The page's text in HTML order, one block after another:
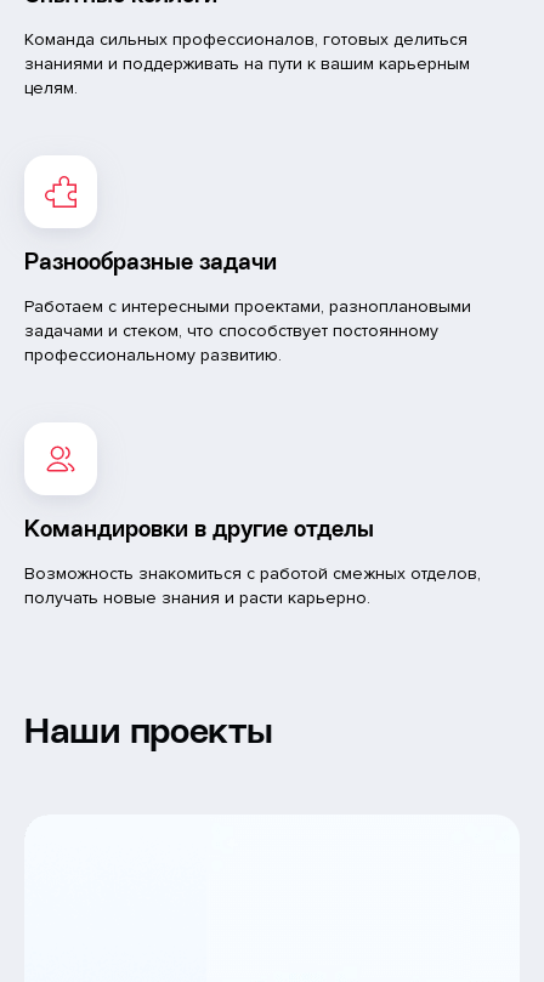
Команда сильных профессионалов, готовых делиться
знаниями и поддерживать на пути к вашим карьерным
целям.
Разнообразные задачи
Работаем с интересными проектами, разноплановыми
задачами и стеком, что способствует постоянному
профессиональному развитию.
Командировки в другие отделы
Возможность знакомиться с работой смежных отделов,
получать новые знания и расти карьерно.
Наши проекты